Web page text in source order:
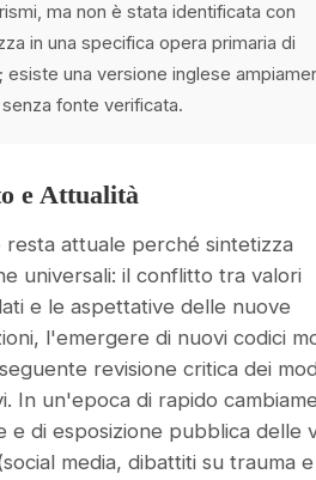
ma non è stata identificata con
in una specifica opera primaria di
esiste una versione inglese
fonte verificata.
e Attualità
resta attuale perché sintetizza
universali: il conflitto tra valori
e le aspettative delle nuove
l'emergere di nuovi codici
revisione critica dei
In un'epoca di rapido
e di esposizione pubblica delle
media, dibattiti su trauma e